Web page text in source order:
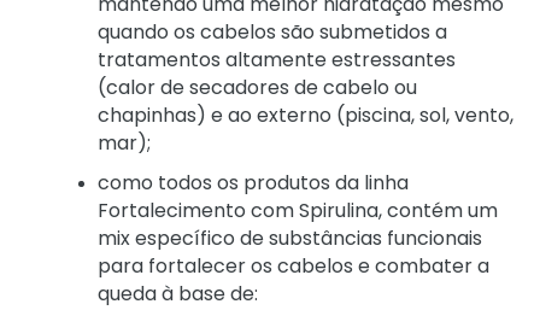
quando os cabelos são submetidos a
tratamentos altamente estressantes
(calor de secadores de cabelo ou
chapinhas) e ao externo (piscina, sol, vento,
mar);
como todos os produtos da linha
Fortalecimento com Spirulina, contém um
mix específico de substâncias funcionais
para fortalecer os cabelos e combater a
queda à base de: